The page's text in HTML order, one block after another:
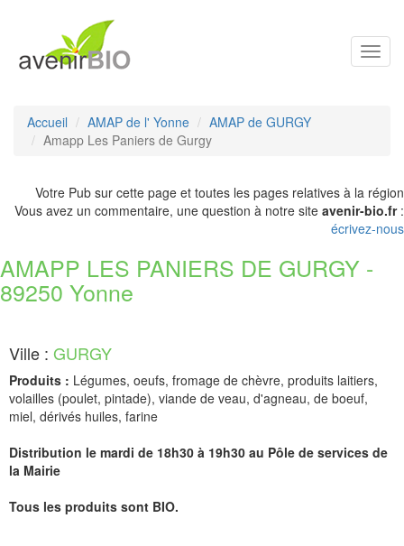
Accueil AMAP de l' Yonne
AMAP de GURGY
Amapp Les Paniers de Gurgy
Votre Pub sur cette page et toutes les pages relatives à la région
Vous avez un commentaire, une question à notre site avenir-bio.fr:
écrivez-nous
AMAPP LES PANIERS DE GURGY -
89250 Yonne
Ville : GURGY
Produits : Légumes, oeufs, fromage de chèvre, produits laitiers,
volailles (poulet, pintade), viande de veau, d'agneau, de boeuf,
miel, dérivés huiles, farine
Distribution le mardi de 18h30 à 19h30 au Pôle de services de
la Mairie
Tous les produits sont BIO.